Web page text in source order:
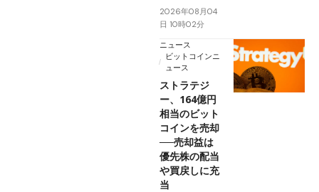
2026年08月04
日 10時02分
ニュース
ビットコインニ
ュース
ストラテジ
ー、164億円
相当のビット
コインを売却
──売却益は
優先株の配当
や買戻しに充
当